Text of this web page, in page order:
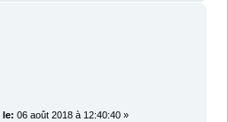
le: 06 août 2018 à 12:40:40 »